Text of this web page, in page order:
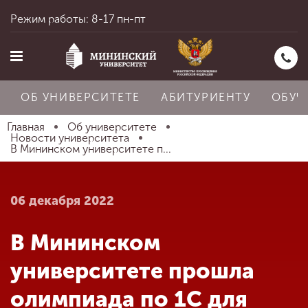
Главная
Абитуриенту
Режим работы: 8-17 пн-пт
ОБ УНИВЕРСИТЕТЕ АБИТУРИЕНТУ
Главная
Об университете
Новости университета
В Мининском университете п...
06 декабря 2022
В Мининском
университете прошла
олимпиада по 1С для